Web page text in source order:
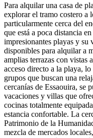
Para alquilar una casa de
explorar el tramo costero a
particularmente cerca del
que está a poca distancia
impresionantes playas y su
disponibles para alquilar a
amplias terrazas con vistas
acceso directo a la playa,
grupos que buscan una
cercanías de Essaouira, se
vacaciones y villas que
cocinas totalmente
estancia confortable. La
Patrimonio de la
mezcla de mercados